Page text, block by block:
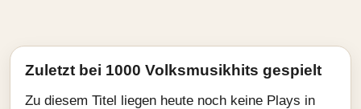
Zuletzt bei 1000 Volksmusikhits gespielt
Zu diesem Titel liegen heute noch keine Plays in